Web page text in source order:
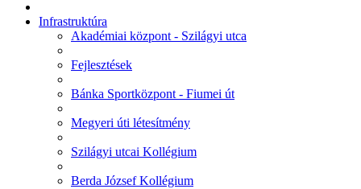
Infrastruktúra
Akadémiai központ - Szilágyi utca
Fejlesztések
Bánka Sportközpont - Fiumei út
Megyeri úti létesítmény
Szilágyi utcai Kollégium
Berda József Kollégium